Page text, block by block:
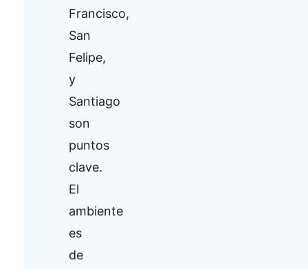
Francisco,
San
Felipe,
y
Santiago
son
puntos
clave.
El
ambiente
es
de